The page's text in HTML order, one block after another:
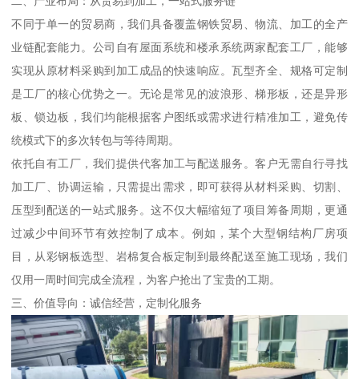
不同于单一的贸易商，我们具备覆盖钢铁贸易、物流、加工的全产
业链配套能力。公司自有屋面系统和楼承系统两家配套工厂，能够
实现从原材料采购到加工成品的快速响应。瓦型齐全、规格可定制
是工厂的核心优势之一。无论是常见的波浪形、梯形板，还是异形
板、锁边板，我们均能根据客户图纸或需求进行精准加工，避免传
统模式下的多次转包与等待周期。
依托自有工厂，我们提供代客加工与配送服务。客户无需自行寻找
加工厂、协调运输，只需提出需求，即可获得从材料采购、切割、
压型到配送的一站式服务。这不仅大幅缩短了项目筹备周期，更通
过减少中间环节有效控制了成本。例如，某个大型钢结构厂房项
目，从彩钢板选型、岩棉复合板定制到最终配送至施工现场，我们
仅用一周时间完成全流程，为客户抢出了宝贵的工期。
三、价值导向：诚信经营，定制化服务